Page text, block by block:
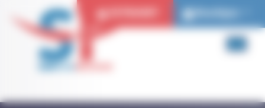
Boutique
EXTRANET
Panneau de gestion des cookies